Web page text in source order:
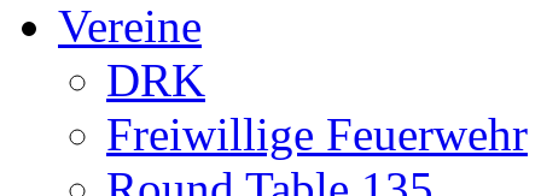
Vereine
DRK
Freiwillige Feuerwehr